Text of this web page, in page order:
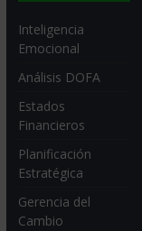
Inteligencia
Emocional
Análisis DOFA
Estados
Financieros
Planificación
Estratégica
Gerencia del
Cambio